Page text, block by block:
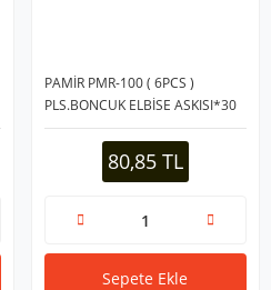
PAMİR PMR-100 ( 6PCS )
PLS.BONCUK ELBİSE ASKISI*30
80,85 TL
Sepete Ekle